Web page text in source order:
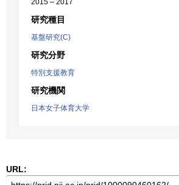
2015 – 2017
研究種目
基盤研究(C)
研究分野
特別支援教育
研究機関
日本女子体育大学
URL: